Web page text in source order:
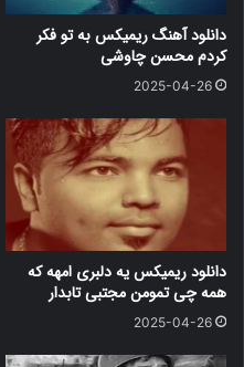
دانلود آهنگ ریمیکس به تو فکر
کردم محسن چاوشی
2025-04-26
دانلود ریمیکس یه دلبری امهه که
همه چی تمومن مجتبی تابدار
2025-04-26